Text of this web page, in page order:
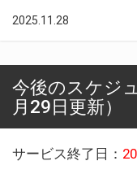
2025.11.28
今後のスケジ
月29日更新）
サービス終了日：